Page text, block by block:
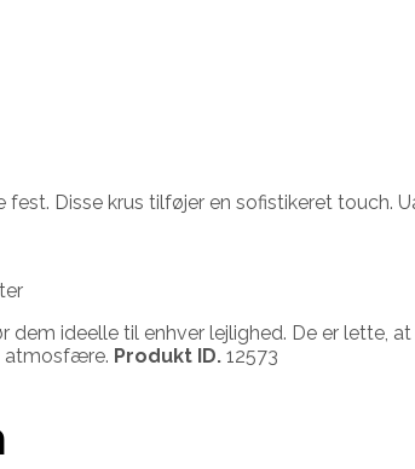
Disse krus tilføjer en sofistikeret touch.
ideelle til enhver lejlighed. De er lette,
atmosfære. Produkt ID. 12573